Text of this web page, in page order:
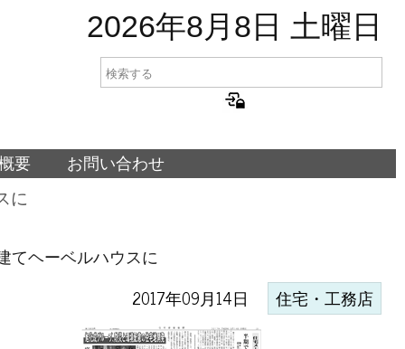
2026年8月8日 土曜日
要 お問い合わせ
に
てヘーベルハウスに
2017年09月14日 住宅・工務店